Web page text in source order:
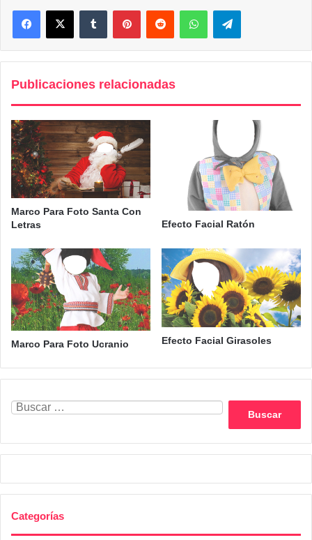
FacebookX Tumblr PinterestReddit WhatsAppTelegram
Publicaciones relacionadas
Marco Para Foto Santa Con
Letras
Efecto Facial Ratón
Marco Para Foto Ucranio Efecto Facial Girasoles
Categorías